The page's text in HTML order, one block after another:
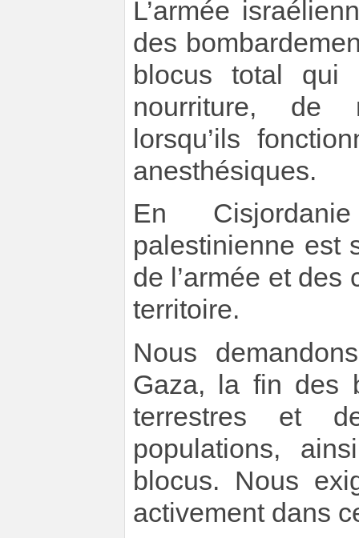
L’armée
des
blocus total qui
nourriture, de
lorsqu’ils
anesthésiques.
En
palestinienne est
de l’armée et des
territoire.
Nous
Gaza, la fin des
terrestres et
populations,
blocus. Nous
activement dans